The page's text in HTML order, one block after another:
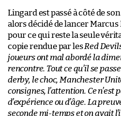
Lingard est passé à côté de
alors décidé de lancer Marcus
pour ce qui reste la seule
copie rendue par lesRed
joueurs ont mal abordé la
rencontre. Tout ce qu’il se
derby, le choc, Manchester
consignes, l’attention. Ce n’est
d’expérience ou d’âge. La
seconde mi-temps et on avait